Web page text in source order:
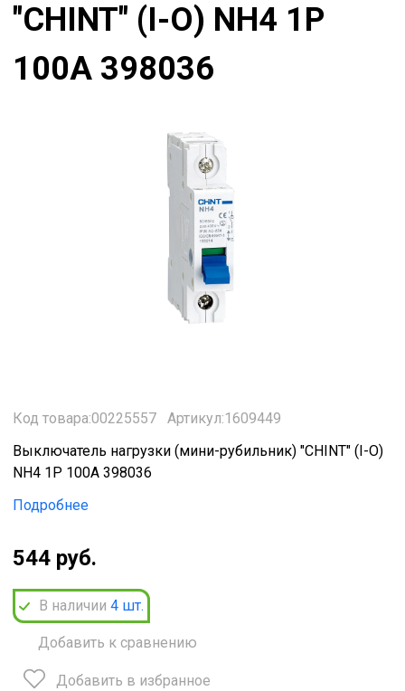
"CHINT" (I-O) NH4 1Р
100А 398036
Код товара:00225557
Артикул:1609449
Выключатель нагрузки (мини-рубильник) "CHINT" (I-O)
NH4 1Р 100А 398036
Подробнее
544 руб.
В наличии 4 шт.
Добавить к сравнению
Добавить в избранное